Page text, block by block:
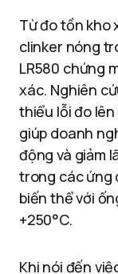
Từ đo tồn kho
clinker nóng
LR580 chứng
xác. Nghiên
thiểu lỗi đo
giúp doanh
động và giảm
trong các ứng
biến thể với
+250°C.
Khi nói đến